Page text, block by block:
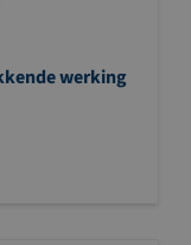
werking